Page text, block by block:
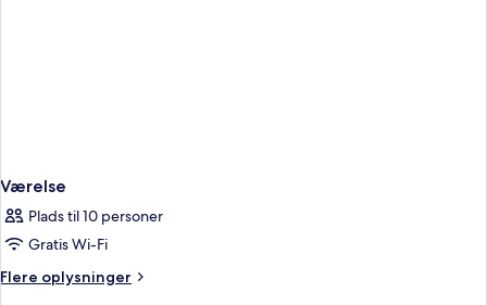
Værelse
Plads til 10 personer
Gratis Wi-Fi
Flere oplysninger
Flere